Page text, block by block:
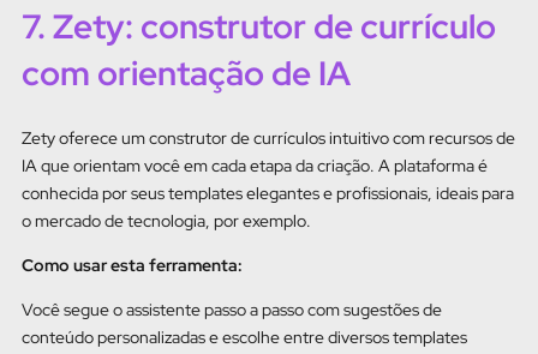
7. Zety: construtor de currículo
com orientação de IA
Zety oferece um construtor de currículos intuitivo com recursos de
IA que orientam você em cada etapa da criação. A plataforma é
conhecida por seus templates elegantes e profissionais, ideais para
o mercado de tecnologia, por exemplo.
Como usar esta ferramenta:
Você segue o assistente passo a passo com sugestões de
conteúdo personalizadas e escolhe entre diversos templates